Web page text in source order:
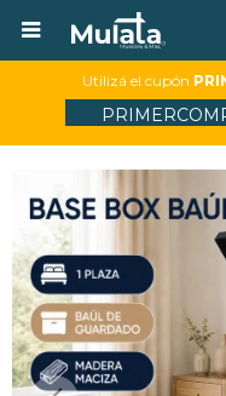

Utilizá el cupón